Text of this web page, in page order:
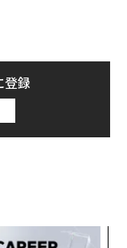
非常に緊張して
れるのではと思
ではなかった。
けだった。
登録